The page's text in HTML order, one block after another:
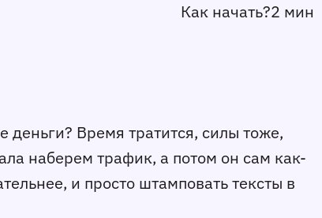
Как начать?2 мин
деньги? Время тратится, силы тоже,
наберем трафик, а потом он сам как-
и просто штамповать тексты в